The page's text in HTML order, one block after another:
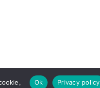
。 Ok Privacy policy